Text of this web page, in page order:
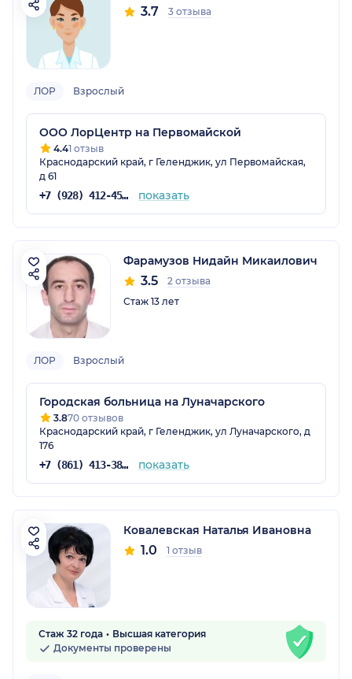
3.7 3 отзыва
ЛОР Взрослый
ООО ЛорЦентр на Первомайской
4.41 отзыв
Краснодарский край, г Геленджик, ул Первомайская,
д 61
+7 (928) 412-45-54 показать
Фарамузов Нидайн Микаилович
3.5
2 отзыва
Стаж 13 лет
ЛОР Взрослый
Городская больница на Луначарского
3.870 отзывов
Краснодарский край, г Геленджик, ул Луначарского, д
176
+7 (861) 413-38-31 показать
Ковалевская Наталья Ивановна
1.0 1 отзыв
Стаж 32 года
Высшая категория
Документы проверены